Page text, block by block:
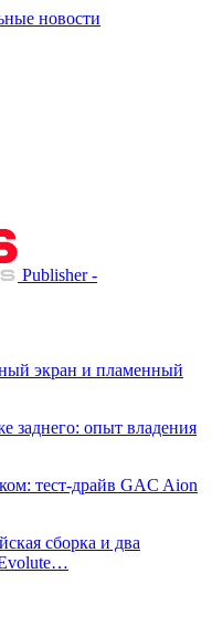
Publisher -
экран и пламенный
заднего: опыт владения
тест-драйв GAC Aion
сборка и два